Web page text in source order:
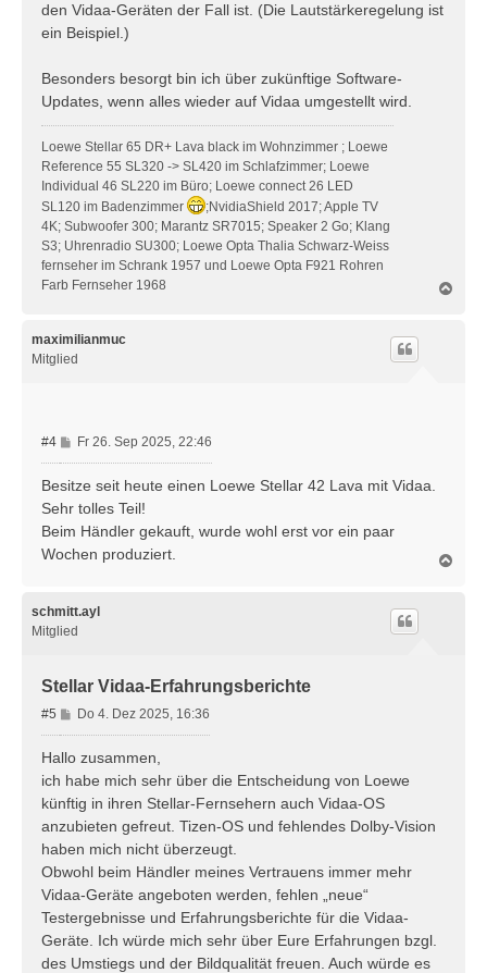
a
g
den Vidaa-Geräten der Fall ist. (Die Lautstärkeregelung ist
ein Beispiel.)
Besonders besorgt bin ich über zukünftige Software-
Updates, wenn alles wieder auf Vidaa umgestellt wird.
Loewe Stellar 65 DR+ Lava black im Wohnzimmer ; Loewe
Reference 55 SL320 -> SL420 im Schlafzimmer; Loewe
Individual 46 SL220 im Büro; Loewe connect 26 LED
SL120 im Badenzimmer
;NvidiaShield 2017; Apple TV
4K; Subwoofer 300; Marantz SR7015; Speaker 2 Go; Klang
S3; Uhrenradio SU300; Loewe Opta Thalia Schwarz-Weiss
fernseher im Schrank 1957 und Loewe Opta F921 Rohren
Farb Fernseher 1968
maximilianmuc
Mitglied
#4
B
e
i
a
g
Fr 26. Sep 2025, 22:46
Besitze seit heute einen Loewe Stellar 42 Lava mit Vidaa.
Sehr tolles Teil!
Beim Händler gekauft, wurde wohl erst vor ein paar
Wochen produziert.
schmitt.ayl
Mitglied
Stellar Vidaa-Erfahrungsberichte
#5
B
e
r
a
g
Do 4. Dez 2025, 16:36
Hallo zusammen,
ich habe mich sehr über die Entscheidung von Loewe
künftig in ihren Stellar-Fernsehern auch Vidaa-OS
anzubieten gefreut. Tizen-OS und fehlendes Dolby-Vision
haben mich nicht überzeugt.
Obwohl beim Händler meines Vertrauens immer mehr
Vidaa-Geräte angeboten werden, fehlen „neue“
Testergebnisse und Erfahrungsberichte für die Vidaa-
Geräte. Ich würde mich sehr über Eure Erfahrungen bzgl.
des Umstiegs und der Bildqualität freuen. Auch würde es